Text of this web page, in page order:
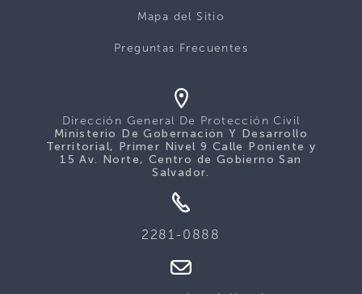
Mapa del Sitio
Preguntas Frecuentes
Dirección General De Protección Civil
Ministerio De Gobernación Y Desarrollo
Territorial, Primer Nivel 9 Calle Poniente y
15 Av. Norte, Centro de Gobierno San
Salvador.
2281-0888